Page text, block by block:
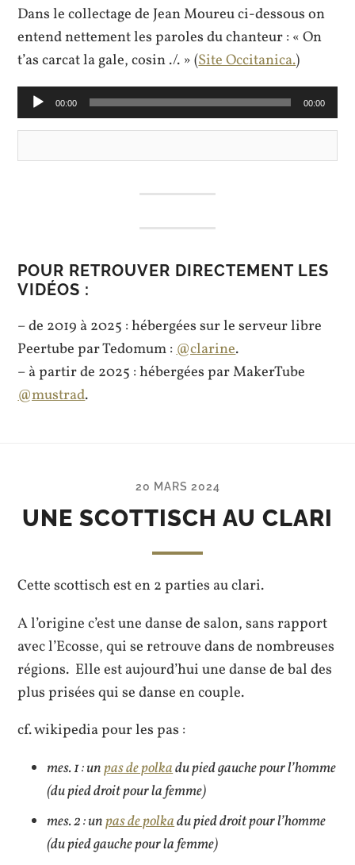
Dans le collectage de Jean Moureu ci-dessous on
entend nettement les paroles du chanteur : « On
t’as carcat la gale, cosin ./. » (Site Occitanica.)
Lecteur
audio
00:00 00:00
POUR RETROUVER DIRECTEMENT LES
VIDÉOS :
– de 2019 à 2025 : hébergées sur le serveur libre
Peertube par Tedomum :@clarine.
– à partir de 2025 : hébergées par MakerTube
@mustrad.
20 MARS 2024
UNE SCOTTISCH AU CLARI
Cette scottisch est en 2 parties au clari.
A l’origine c’est une danse de salon, sans rapport
avec l’Ecosse, qui se retrouve dans de nombreuses
régions. Elle est aujourd’hui une danse de bal des
plus prisées qui se danse en couple.
cf. wikipedia pour les pas :
mes. 1 : unpas de polkadu pied gauche pour l’homme
(du pied droit pour la femme)
mes. 2 : unpas de polkadu pied droit pour l’homme
(du pied gauche pour la femme)